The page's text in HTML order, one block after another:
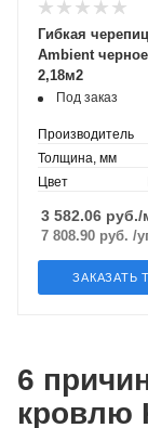
Гибкая
Ambient
2,18м2
Под заказ
Производитель
Толщина, мм
Цвет
3 582.06 руб./
7 808.90 руб. /
ЗАКАЗАТЬ
6
кровлю